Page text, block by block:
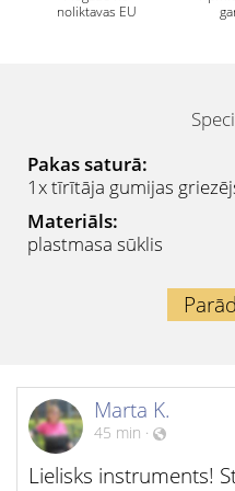
noliktavas EU
Pakas saturā:
1x tīrītāja gumijas
Materiāls:
plastmasa sūklis
Marta K.
45 min ·
Lielisks instruments!